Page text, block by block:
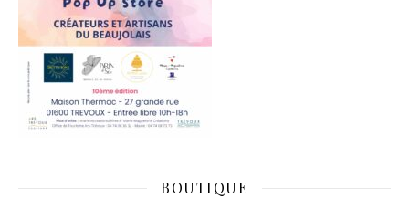
BOUTIQUE